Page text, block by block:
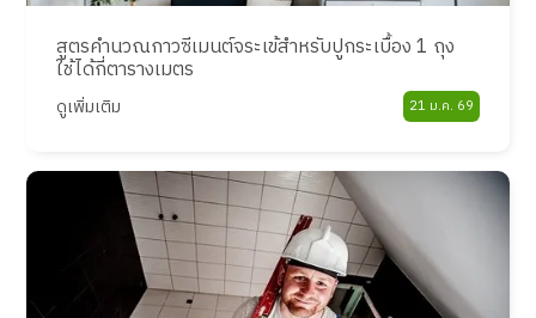
สูตรคำนวณกาวซีเมนต์จระเข้สำหรับปูกระเบื้อง 1 ถุง
ใช้ได้กี่ตารางเมตร
ดูเพิ่มเติม 21 ม.ค. 69